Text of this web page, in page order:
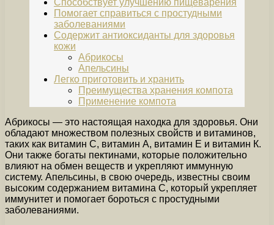
Способствует улучшению пищеварения
Помогает справиться с простудными
заболеваниями
Содержит антиоксиданты для здоровья
кожи
Абрикосы
Апельсины
Легко приготовить и хранить
Преимущества хранения компота
Применение компота
Абрикосы — это настоящая находка для здоровья. Они
обладают множеством полезных свойств и витаминов,
таких как витамин С, витамин А, витамин Е и витамин К.
Они также богаты пектинами, которые положительно
влияют на обмен веществ и укрепляют иммунную
систему. Апельсины, в свою очередь, известны своим
высоким содержанием витамина С, который укрепляет
иммунитет и помогает бороться с простудными
заболеваниями.